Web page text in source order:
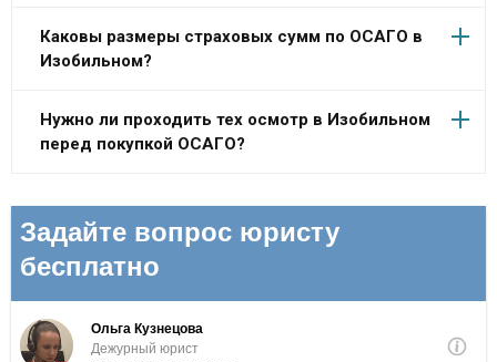
Каковы размеры страховых сумм по ОСАГО в
Изобильном?
Нужно ли проходить тех осмотр в Изобильном
перед покупкой ОСАГО?